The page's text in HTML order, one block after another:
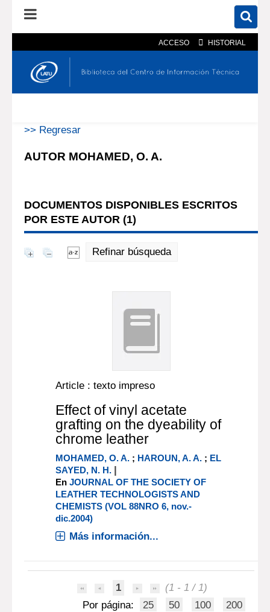
ACCESO HISTORIAL
En el catálogo En el sitio
>> Regresar
AUTOR MOHAMED, O. A.
DOCUMENTOS DISPONIBLES ESCRITOS
POR ESTE AUTOR (1)
Refinar búsqueda
Article : texto impreso
Effect of vinyl acetate
grafting on the dyeability of
chrome leather
MOHAMED, O. A. ; HAROUN, A. A. ; EL
SAYED, N. H. |
EnJOURNAL OF THE SOCIETY OF
LEATHER TECHNOLOGISTS AND
CHEMISTS (VOL 88NRO 6, nov.-
dic.2004)
Más información...
1
(1 - 1 / 1)
Por página:
25 50 100 200